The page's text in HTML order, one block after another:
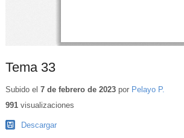
Tema 33
Subido el 7 de febrero de 2023por Pelayo P.
991visualizaciones
Descargar